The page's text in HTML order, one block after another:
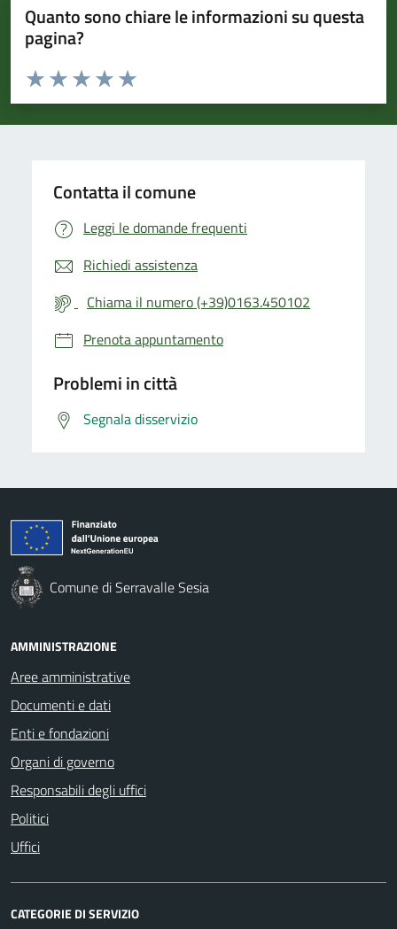
Quanto sono chiare le informazioni su questa
pagina?
Valuta da 1 a 5 stelle la pagina
Valuta 5 stelle su 5
Valuta 4 stelle su 5
Valuta 3 stelle su 5
Valuta 2 stelle su 5
Valuta 1 stelle su 5
Contatta il comune
Leggi le domande frequenti
Richiedi assistenza
Chiama il numero (+39)0163.450102
Prenota appuntamento
Problemi in città
Segnala disservizio
Comune di Serravalle Sesia
AMMINISTRAZIONE
Aree amministrative
Documenti e dati
Enti e fondazioni
Organi di governo
Responsabili degli uffici
Politici
Uffici
CATEGORIE DI SERVIZIO